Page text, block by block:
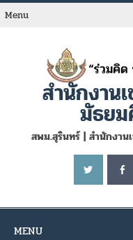
Skip
toMenu
สำนักงาน
มัธย
สพม.สุรินทร์ | สำนักงา
MENU